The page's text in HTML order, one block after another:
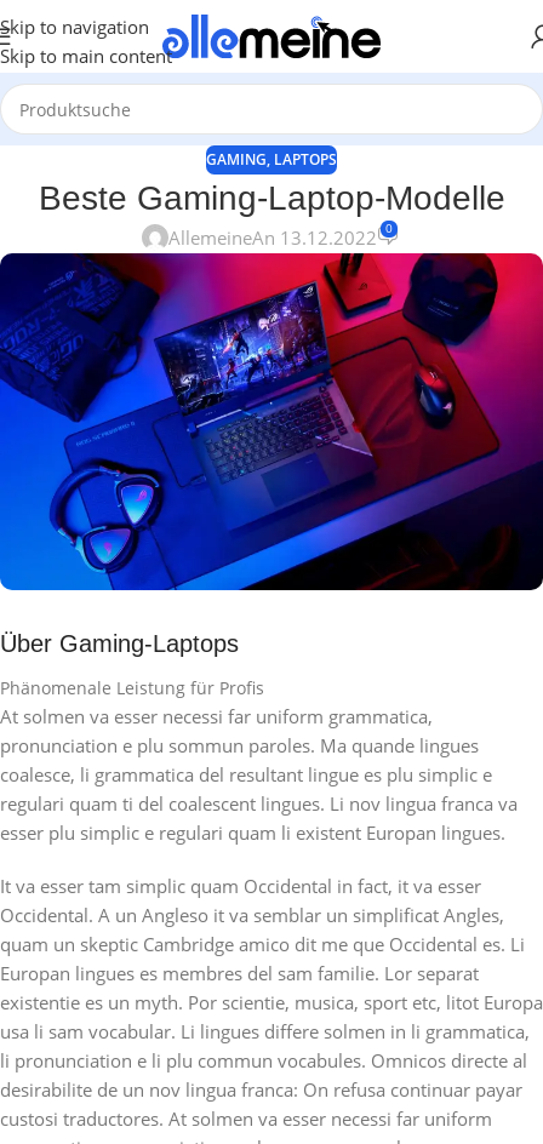
Skip to navigation
Skip to main content
GAMING, LAPTOPS
Beste Gaming-Laptop-Modelle
AllemeineAn 13.12.2022 0
Über Gaming-Laptops
Phänomenale Leistung für Profis
At solmen va esser necessi far uniform grammatica,
pronunciation e plu sommun paroles. Ma quande lingues
coalesce, li grammatica del resultant lingue es plu simplic e
regulari quam ti del coalescent lingues. Li nov lingua franca va
esser plu simplic e regulari quam li existent Europan lingues.
It va esser tam simplic quam Occidental in fact, it va esser
Occidental. A un Angleso it va semblar un simplificat Angles,
quam un skeptic Cambridge amico dit me que Occidental es. Li
Europan lingues es membres del sam familie. Lor separat
existentie es un myth. Por scientie, musica, sport etc, litot Europa
usa li sam vocabular. Li lingues differe solmen in li grammatica,
li pronunciation e li plu commun vocabules. Omnicos directe al
desirabilite de un nov lingua franca: On refusa continuar payar
custosi traductores. At solmen va esser necessi far uniform